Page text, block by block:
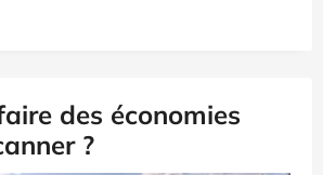
des économies
?